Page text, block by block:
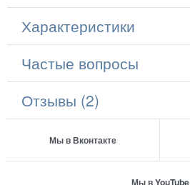
Характеристики
Частые вопросы
Отзывы (2)
Мы в Вконтакте
Мы в YouTube